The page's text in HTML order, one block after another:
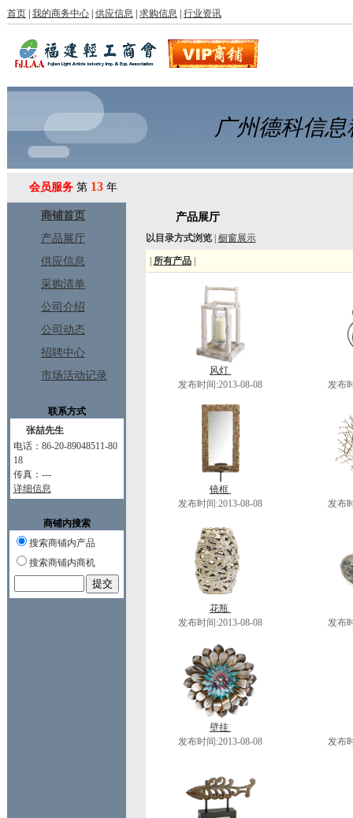
首页 我的商务中心 供应信息 求购信息 行业资讯
广州德科信
会员服务 第 13 年
商铺首页
产品展厅
供应信息
采购清单
公司介绍
公司动态
招聘中心
市场活动记录
联系方式
张喆先生
电话：86-20-89048511-80
18
传真：---
详细信息
商铺内搜索
搜索商铺内产品
搜索商铺内商机
产品展厅
以目录方式浏览| 橱窗展示
所有产品|
风灯
发布时间:2013-08-08
发布
镜框
发布时间:2013-08-08
发布
花瓶
发布时间:2013-08-08
发布
壁挂
发布时间:2013-08-08
发布